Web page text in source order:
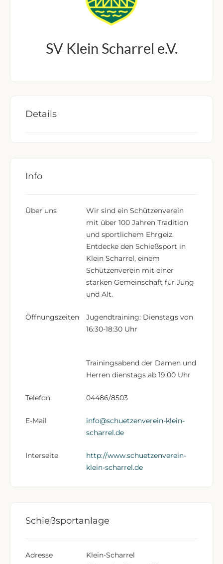
SV Klein Scharrel e.V.
Details
Info
Über uns
Wir sind ein Schützenverein
mit über 100 Jahren Tradition
und sportlichem Ehrgeiz.
Entdecke den Schießsport in
Klein Scharrel, einem
Schützenverein mit einer
starken Gemeinschaft für Jung
und Alt.
Öffnungszeiten
Jugendtraining: Dienstags von
16:30-18:30 Uhr
Trainingsabend der Damen und
Herren dienstags ab 19:00 Uhr
Telefon 04486/8503
E-Mail
info@schuetzenverein-klein-
scharrel.de
Interseite
http://www.schuetzenverein-
klein-scharrel.de
Schießsportanlage
Adresse
Klein-Scharrel